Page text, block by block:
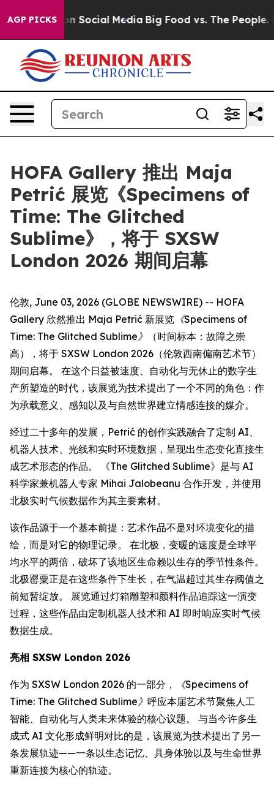
AGP PICKSon Social Media Big Food vs. The People.
HOFA Gallery 推出 Maja
Petrić 展览《Specimens of
Time: The Glitched
Sublime》，将于 SXSW
London 2026 期间启幕
伦敦, June 03, 2026 (GLOBE NEWSWIRE) -- HOFA
Gallery 欣然推出 Maja Petrić 新展览 《Specimens of
Time: The Glitched Sublime》
（时间标本：故障之崇
高），将于 SXSW London 2026（伦敦西南偏南艺术节）
期间启幕。 在这个日益被速度、自动化与无休止的数字生
产所塑造的时代，该展览为技术提出了一个不同的角色：作
为承载意义、感知以及与自然世界建立情感连接的媒介。
经过二十多年的发展，Petrić 的创作实践融合了定制 AI、
机器人技术、光线和实时环境数据，呈现出生态变化直接生
成艺术形态的作品。 《The Glitched Sublime》是与 AI
科学家兼机器人专家 Mihai Jalobeanu 合作开发，并使用
北极实时气候数据作为其主要素材。
该作品源于一个基本前提：艺术作品不是对环境变化的描
绘，而是对它的物理记录。 在北极，变暖的速度是全球平
均水平的两倍，破坏了该地区生命赖以生存的季节性条件。
北极罂粟正是在这些条件下生长，在气温超过其生存阈值之
前短暂绽放。 展览通过灯箱雕塑和颜料作品追踪这一演变
过程，这些作品由定制机器人技术和 AI 即时响应实时气候
数据生成。
亮相 SXSW London 2026
作为 SXSW London 2026 的一部分，
《Specimens of
Time: The Glitched Sublime》 呼应本届艺术节聚焦人工
智能、自动化与人类未来体验的核心议题。 与当今许多生
成式 AI 文化形成鲜明对比的是，该展览为技术提出了另一
条发展轨迹——一条以生态记忆、具身体验以及与生命世界
重新连接为核心的轨迹。